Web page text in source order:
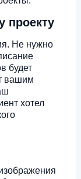
проекту
Не нужно
будет
вашим
хотел